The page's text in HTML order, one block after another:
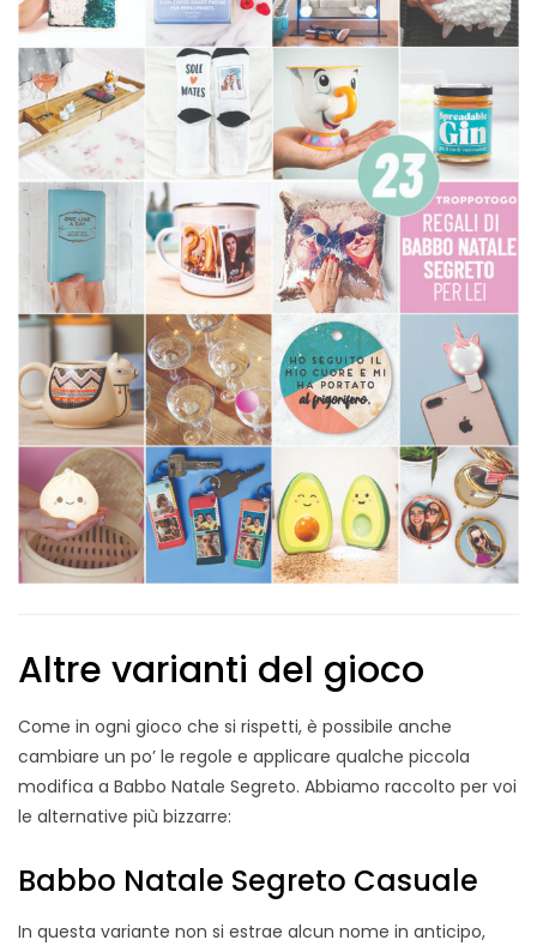
Altre varianti del gioco
Come in ogni gioco che si rispetti, è possibile anche
cambiare un po’ le regole e applicare qualche piccola
modifica a Babbo Natale Segreto. Abbiamo raccolto per voi
le alternative più bizzarre:
Babbo Natale Segreto Casuale
In questa variante non si estrae alcun nome in anticipo,